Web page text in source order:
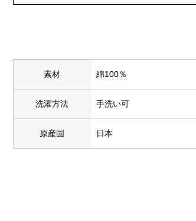
素材 綿100％
洗濯方法 手洗い可
原産国 日本